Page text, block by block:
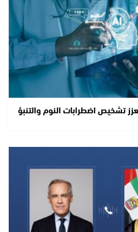
تشخيص اضطرابات النوم والتنبؤ